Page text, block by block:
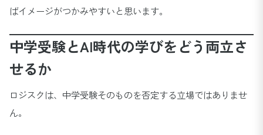
ばイメージがつかみやすいと思います。
中学受験とAI時代の学びをどう両立さ
せるか
ロジスクは、中学受験そのものを否定する立場ではありませ
ん。